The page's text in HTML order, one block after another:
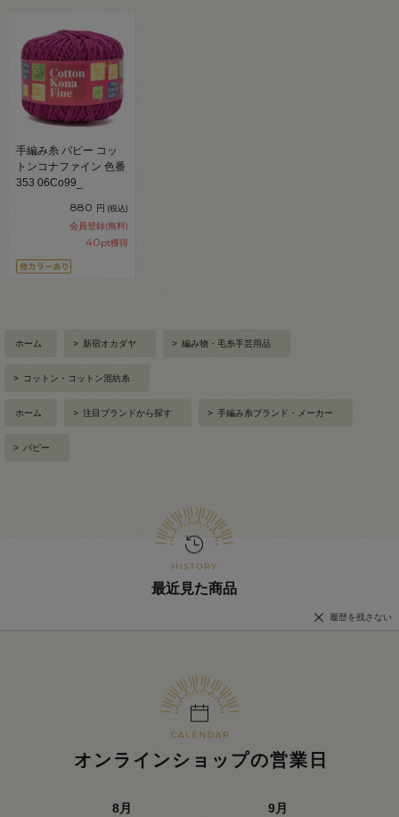
手編み糸 パピー コッ
トンコナファイン 色番
353 06Co99_
880 円 (税込)
会員登録(無料)
40pt獲得
ホーム > 新宿オカダヤ > 編み物・毛糸手芸用品
> コットン・コットン混紡糸
ホーム > 注目ブランドから探す > 手編み糸ブランド・メーカー
> パピー
最近見た商品
履歴を残さない
オンラインショップの営業日
8月 9月